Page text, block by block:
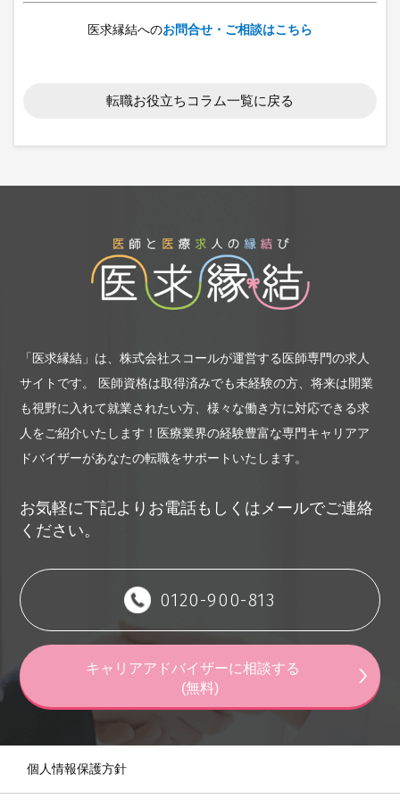
医求縁結へのお問合せ・ご相談はこちら
転職お役立ちコラム一覧に戻る
「医求縁結」は、株式会社スコールが運営する医師専門の求人
サイトです。
医師資格は取得済みでも未経験の方、将来は開業
も視野に入れて就業されたい方、様々な働き方に対応できる求
人をご紹介いたします！ 医療業界の経験豊富な専門キャリアア
ドバイザーがあなたの転職をサポートいたします。
お気軽に下記よりお電話もしくはメールでご連絡
ください。
0120-900-813
キャリアアドバイザーに相談する
(無料)
個人情報保護方針